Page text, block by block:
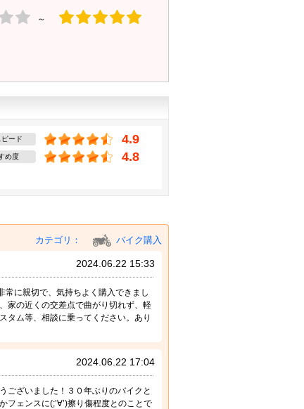
～
ード 4.9
め度 4.8
カテゴリ： バイク購入
2024.06.22 15:33
に親切で、気持ちよく購入できまし
家の近くの交差点で曲がり切れず、軽
タム等、相談に乗ってください。あり
2024.06.22 17:04
ございました！３０年ぶりのバイクと
ェンスに(;’∀’)擦り傷程度とのことで